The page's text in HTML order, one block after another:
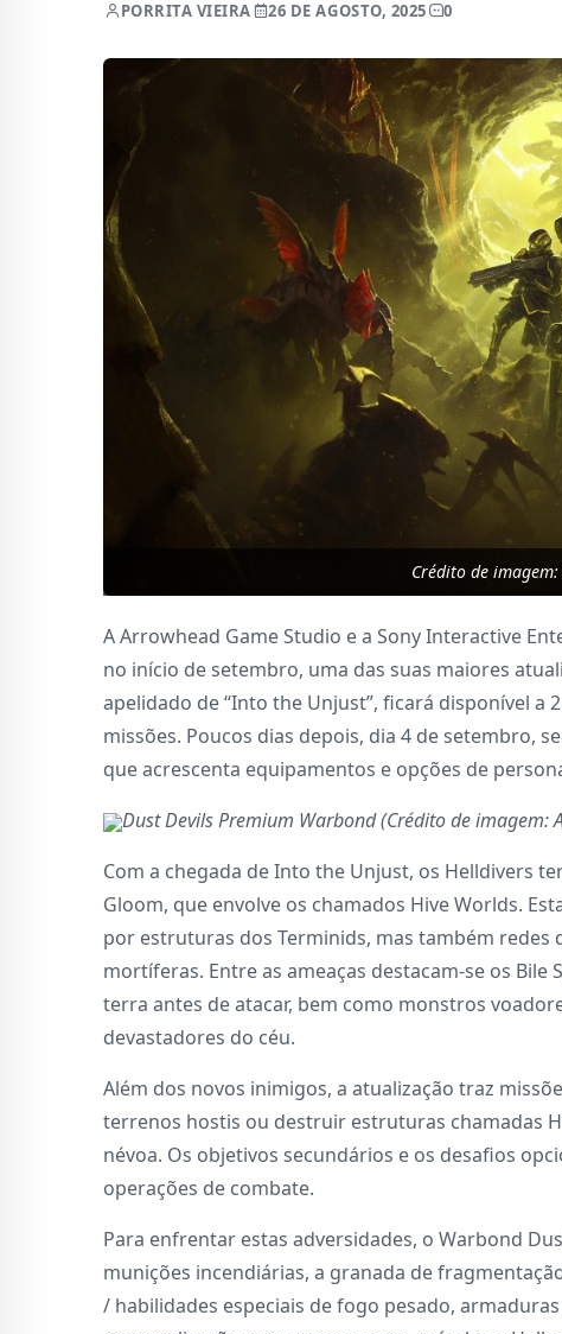
PORRITA VIEIRA 26 DE AGOSTO, 2025 0
Crédito de
A Arrowhead Game Studio e a Sony Interactive
no início de setembro, uma das suas maiores
apelidado de “Into the Unjust”, ficará disponível
missões. Poucos dias depois, dia 4 de setembro,
que acrescenta equipamentos e opções de
Dust Devils Premium Warbond (Crédito de imagem:
Com a chegada de Into the Unjust, os Helldivers
Gloom, que envolve os chamados Hive Worlds.
por estruturas dos Terminids, mas também
mortíferas. Entre as ameaças destacam-se os Bile
terra antes de atacar, bem como monstros
devastadores do céu.
Além dos novos inimigos, a atualização traz
terrenos hostis ou destruir estruturas chamadas
névoa. Os objetivos secundários e os desafios
operações de combate.
Para enfrentar estas adversidades, o Warbond
munições incendiárias, a granada de
/ habilidades especiais de fogo pesado,